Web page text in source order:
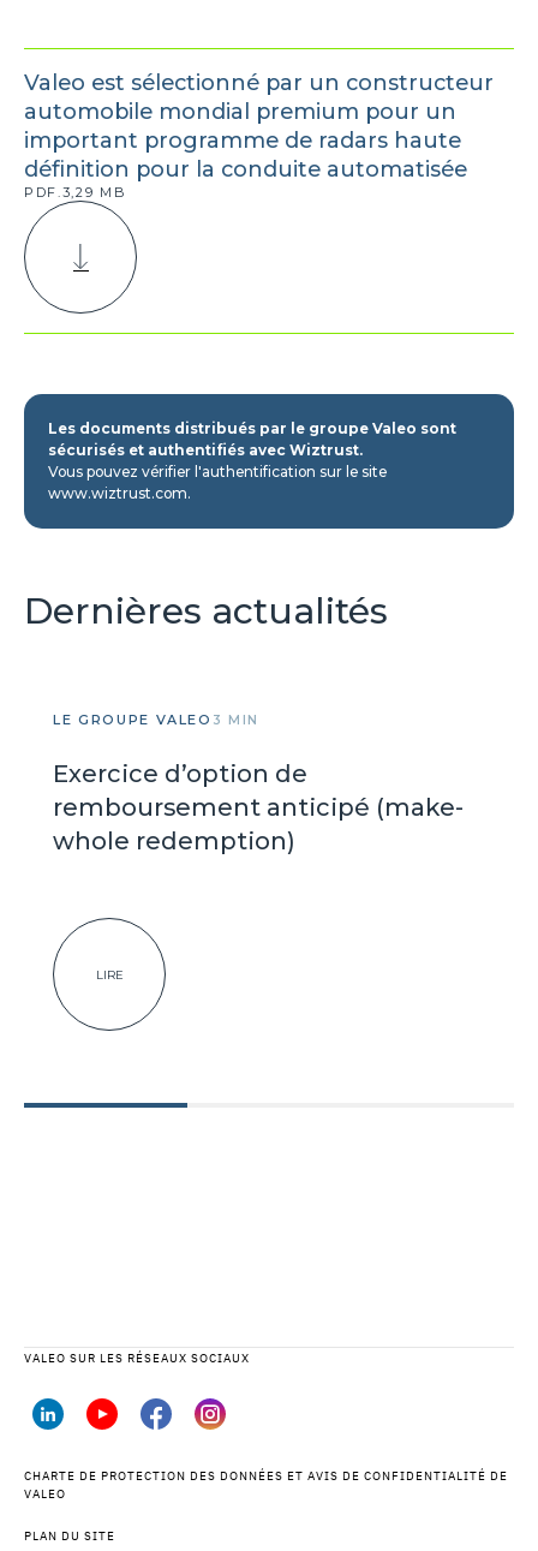
Valeo est sélectionné par un constructeur
automobile mondial premium pour un
important programme de radars haute
définition pour la conduite automatisée
PDF.3,29 MB
Les documents distribués par le groupe Valeo sont
sécurisés et authentifiés avec Wiztrust.
Vous pouvez vérifier l'authentification sur le site
www.wiztrust.com.
Dernières actualités
LE GROUPE VALEO 3 MIN
Exercice d’option de
remboursement anticipé (make-
whole redemption)
LIRE
VALEO SUR LES RÉSEAUX SOCIAUX
CHARTE DE PROTECTION DES DONNÉES ET AVIS DE CONFIDENTIALITÉ DE
VALEO
PLAN DU SITE